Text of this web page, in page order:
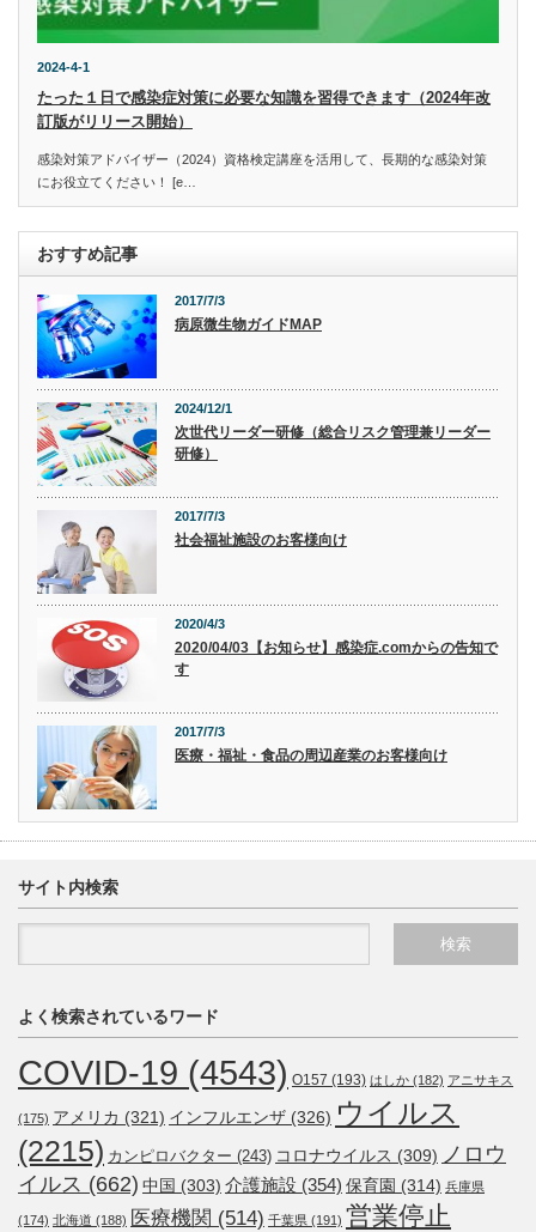
2024-4-1
たった１日で感染症対策に必要な知識を習得できます（2024年改
訂版がリリース開始）
感染対策アドバイザー（2024）資格検定講座を活用して、長期的な感染対策
にお役立てください！ [e…
おすすめ記事
2017/7/3
病原微生物ガイドMAP
2024/12/1
次世代リーダー研修（総合リスク管理兼リーダー
研修）
2017/7/3
社会福祉施設のお客様向け
2020/4/3
2020/04/03【お知らせ】感染症.comからの告知で
す
2017/7/3
医療・福祉・食品の周辺産業のお客様向け
サイト内検索
よく検索されているワード
COVID-19 (4543) O157 (193) はしか (182) アニサキス
(175) アメリカ (321) インフルエンザ (326) ウイルス
(2215) カンピロバクター (243) コロナウイルス (309) ノロウ
イルス (662) 中国 (303) 介護施設 (354) 保育園 (314) 兵庫県
(174) 北海道 (188) 医療機関 (514) 千葉県 (191) 営業停止